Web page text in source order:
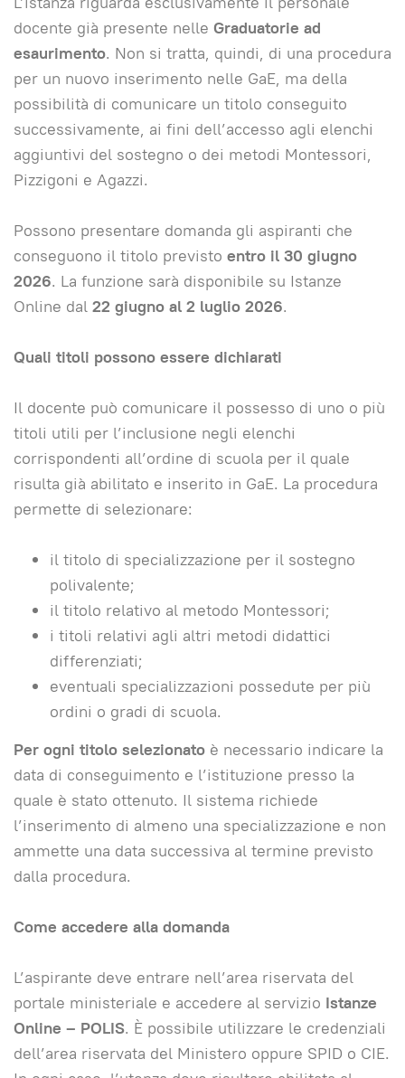
docente già presente nelle Graduatorie ad
esaurimento. Non si tratta, quindi, di una procedura
per un nuovo inserimento nelle GaE, ma della
possibilità di comunicare un titolo conseguito
successivamente, ai fini dell’accesso agli elenchi
aggiuntivi del sostegno o dei metodi Montessori,
Pizzigoni e Agazzi.
Possono presentare domanda gli aspiranti che
conseguono il titolo previsto entro il 30 giugno
2026. La funzione sarà disponibile su Istanze
Online dal 22 giugno al 2 luglio 2026.
Quali titoli possono essere dichiarati
Il docente può comunicare il possesso di uno o più
titoli utili per l’inclusione negli elenchi
corrispondenti all’ordine di scuola per il quale
risulta già abilitato e inserito in GaE. La procedura
permette di selezionare:
il titolo di specializzazione per il sostegno
polivalente;
il titolo relativo al metodo Montessori;
i titoli relativi agli altri metodi didattici
differenziati;
eventuali specializzazioni possedute per più
ordini o gradi di scuola.
Per ogni titolo selezionato è necessario indicare la
data di conseguimento e l’istituzione presso la
quale è stato ottenuto. Il sistema richiede
l’inserimento di almeno una specializzazione e non
ammette una data successiva al termine previsto
dalla procedura.
Come accedere alla domanda
L’aspirante deve entrare nell’area riservata del
portale ministeriale e accedere al servizio Istanze
Online – POLIS. È possibile utilizzare le credenziali
dell’area riservata del Ministero oppure SPID o CIE.